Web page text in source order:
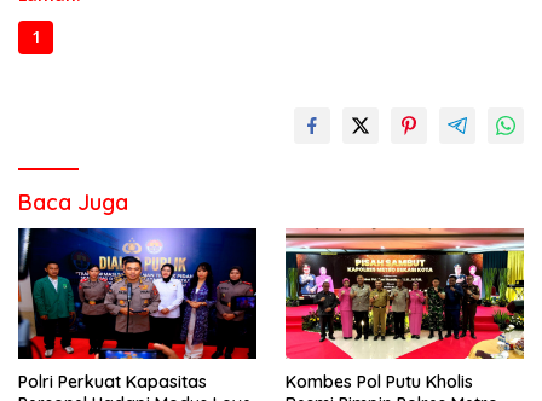
1
Baca Juga
Polri Perkuat Kapasitas
Kombes Pol Putu Kholis